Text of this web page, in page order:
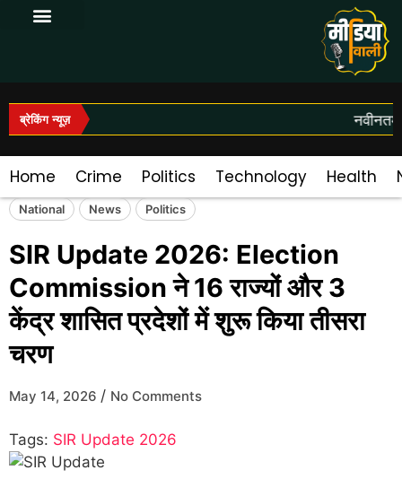
ब्रेकिंग न्यूज़ नवीनतम
Home Crime Politics Technology Health
National News Politics
SIR Update 2026: Election
Commission ने 16 राज्यों और 3
केंद्र शासित प्रदेशों में शुरू किया तीसरा
चरण
May 14, 2026 / No Comments
Tags: SIR Update 2026